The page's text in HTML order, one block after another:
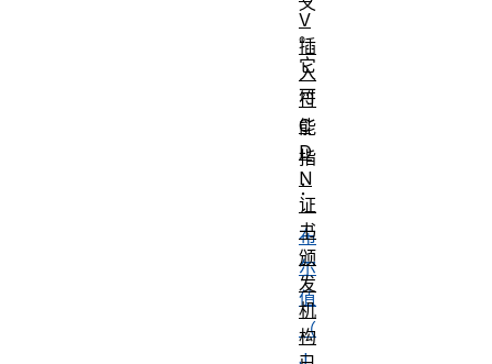
。
它
可
能
指
：
布
尔
值
（
V
插
入
符
C
D
N
证
书
颁
发
机
构